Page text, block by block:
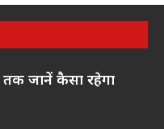
जानें कैसा रहेगा